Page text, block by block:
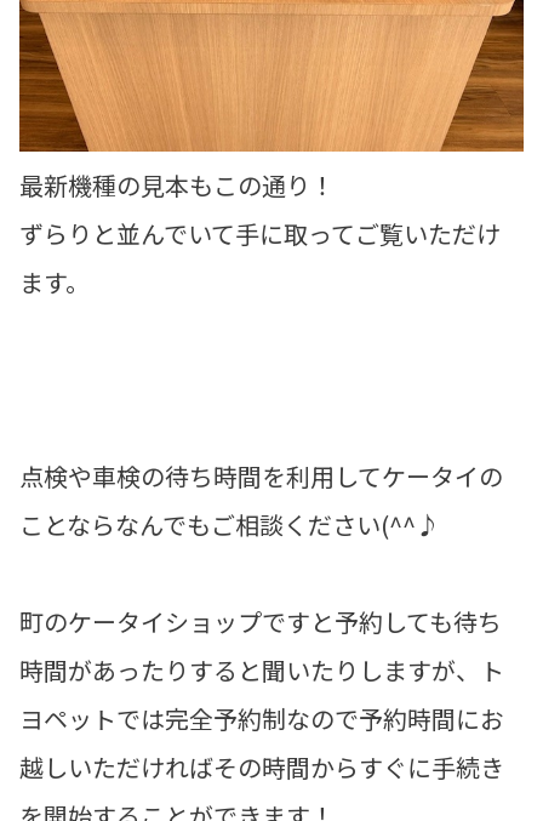
最新機種の見本もこの通り！
ずらりと並んでいて手に取ってご覧いただけ
ます。
点検や車検の待ち時間を利用してケータイの
ことならなんでもご相談ください(^^♪
町のケータイショップですと予約しても待ち
時間があったりすると聞いたりしますが、ト
ヨペットでは完全予約制なので予約時間にお
越しいただければその時間からすぐに手続き